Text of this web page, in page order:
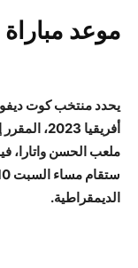
موعد
يحدد منتخب كوت
أفريقيا
ملعب الحسن واتارا،
الديمقراطية.